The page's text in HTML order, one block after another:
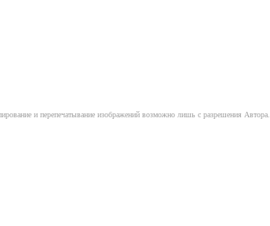
и перепечатывание изображений возможно лишь с разрешения Автора.